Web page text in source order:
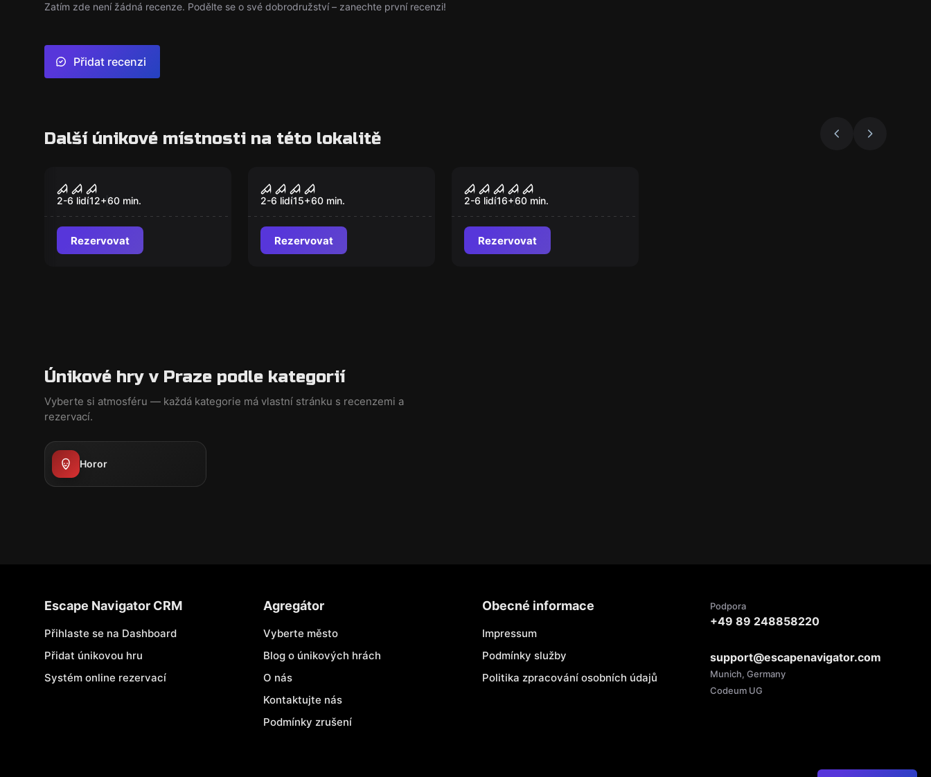
Zatím zde není žádná recenze. Podělte se o své dobrodružství – zanechte první recenzi!
Přidat recenzi
Další únikové místnosti na této lokalitě
Zodiac Patres
2-6 lidí12+60 min.
Rezervovat
Nový
Project Poltergeist
2-6 lidí15+60 min.
Rezervovat
Haunted House II -
Poltergeist
2-6 lidí16+60 min.
Rezervovat
Únikové hry v Praze podle kategorií
Vyberte si atmosféru — každá kategorie má vlastní stránku s recenzemi a
rezervací.
Horor
Escape Navigator CRM
Přihlaste se na Dashboard
Přidat únikovou hru
Systém online rezervací
Agregátor
Vyberte město
Blog o únikových hrách
O nás
Kontaktujte nás
Podmínky zrušení
Obecné informace
Impressum
Podmínky služby
Politika zpracování osobních údajů
Podpora
+49 89 248858220
support@escapenavigator.com
Munich, Germany
Codeum UG